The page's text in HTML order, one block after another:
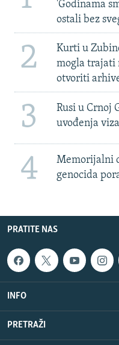
'Godinama
ostali bez
2
Kurti u
mogla trajati
otvoriti
3
Rusi u Crnoj
uvođenja viza
4
Memorijalni
genocida
PRATITE NAS
INFO
PRETRAŽI